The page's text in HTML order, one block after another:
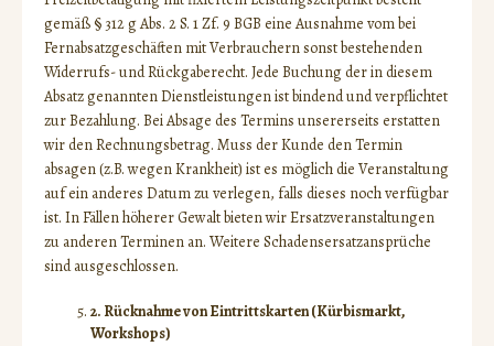
gemäß § 312 g Abs. 2 S. 1 Zf. 9 BGB eine Ausnahme vom bei
Fernabsatzgeschäften mit Verbrauchern sonst bestehenden
Widerrufs- und Rückgaberecht. Jede Buchung der in diesem
Absatz genannten Dienstleistungen ist bindend und verpflichtet
zur Bezahlung. Bei Absage des Termins unsererseits erstatten
wir den Rechnungsbetrag. Muss der Kunde den Termin
absagen (z.B. wegen Krankheit) ist es möglich die Veranstaltung
auf ein anderes Datum zu verlegen, falls dieses noch verfügbar
ist. In Fällen höherer Gewalt bieten wir Ersatzveranstaltungen
zu anderen Terminen an. Weitere Schadensersatzansprüche
sind ausgeschlossen.
2. Rücknahme von Eintrittskarten (Kürbismarkt,
Workshops)